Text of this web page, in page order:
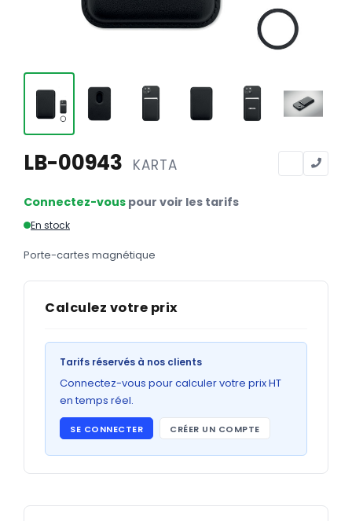
Calendriers
Tête de lettre
Enveloppes
Sous-mains
Chemises
GRAND FORMAT
Abribus
LB-00943 KARTA
Connectez-vous pour voir les tarifs
En stock
Porte-cartes magnétique
Calculez votre prix
Tarifs réservés à nos clients
Connectez-vous pour calculer votre prix HT
en temps réel.
SE CONNECTER CRÉER UN COMPTE